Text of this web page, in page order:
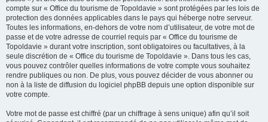
compte sur « Office du tourisme de Topoldavie » sont protégées par les lois de
protection des données applicables dans le pays qui héberge notre serveur.
Toutes les informations, en-dehors de votre nom d’utilisateur, de votre mot de
passe et de votre adresse de courriel requis par « Office du tourisme de
Topoldavie » durant votre inscription, sont obligatoires ou facultatives, à la
seule discrétion de « Office du tourisme de Topoldavie ». Dans tous les cas,
vous pouvez contrôler quelles informations de votre compte vous souhaitez
rendre publiques ou non. De plus, vous pouvez décider de vous abonner ou
non à la liste de diffusion du logiciel phpBB depuis une option disponible sur
votre compte.
Votre mot de passe est chiffré (par un chiffrage à sens unique) afin qu’il soit